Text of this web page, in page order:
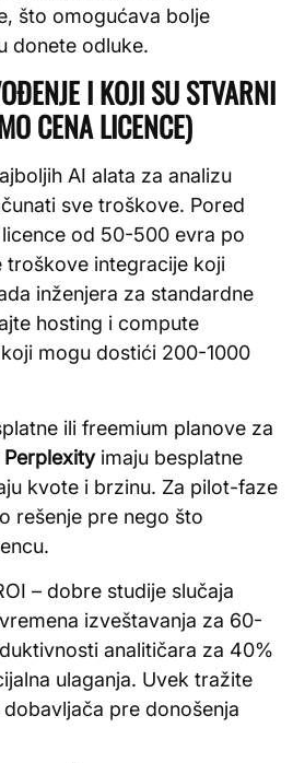
što omogućava bolje
donete odluke.
I KOJI SU STVARNI
CENA LICENCE)
AI alata za analizu
sve troškove. Pored
od 50-500 evra po
troškove integracije koji
inženjera za standardne
hosting i compute
mogu dostići 200-1000
ili freemium planove za
Perplexityimaju besplatne
kvote i brzinu. Za pilot-faze
rešenje pre nego što
– dobre studije slučaja
izveštavanja za 60-
analitičara za 40%
ulaganja. Uvek tražite
pre donošenja